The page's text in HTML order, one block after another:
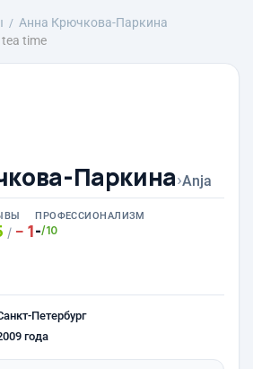
Анна Крючкова-Паркина
time
Паркина›Anja
/ 1
ПРОФЕССИОНАЛИЗМ
-/10
Петербург
года